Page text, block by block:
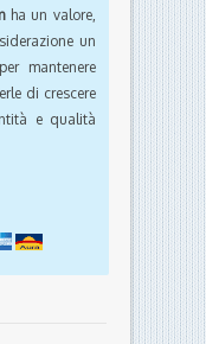
ha un valore,
un
mantenere
di crescere
e qualità